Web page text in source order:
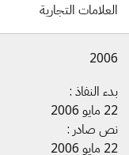
التجارية
النفاذ :
صادر :